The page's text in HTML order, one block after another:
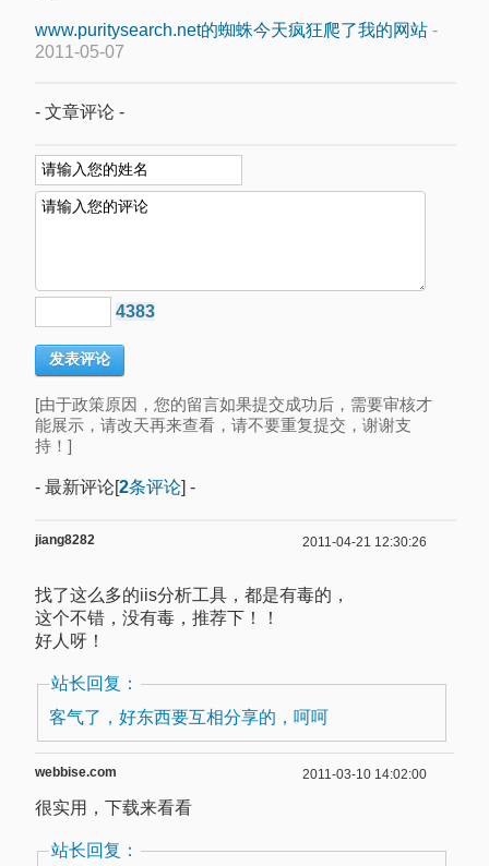
www.puritysearch.net的蜘蛛今天疯狂爬了我的网站 -
2011-05-07
- 文章评论 -
4383
[由于政策原因，您的留言如果提交成功后，需要审核才
能展示，请改天再来查看，请不要重复提交，谢谢支
持！]
- 最新评论[2条评论] -
jiang8282 2011-04-21 12:30:26
找了这么多的iis分析工具，都是有毒的，
这个不错，没有毒，推荐下！！
好人呀！
站长回复：
客气了，好东西要互相分享的，呵呵
webbise.com 2011-03-10 14:02:00
很实用，下载来看看
站长回复：